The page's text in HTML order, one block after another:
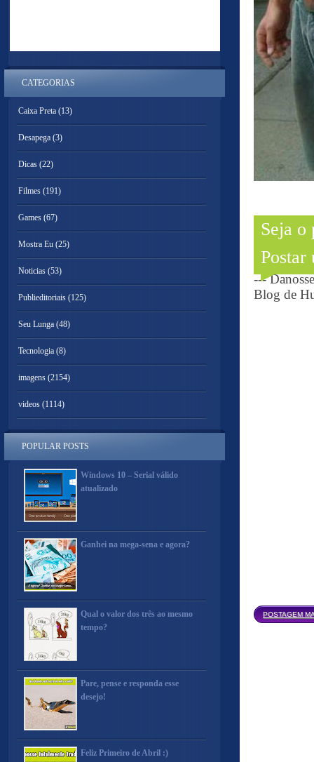
Seja o
Postar
---
Blog de
POSTAGEM
CATEGORIAS
Caixa Preta (13)
Desapega (3)
Dicas (22)
Filmes (191)
Games (67)
Mostra Eu (25)
Noticias (53)
Publieditoriais (125)
Seu Lunga (48)
Tecnologia (8)
imagens (2154)
videos (1114)
POPULAR POSTS
Windows 10 – Serial válido
atualizado
Ganhei na mega-sena e agora?
Qual o valor dos três ao mesmo
tempo?
Pare, pense e responda esse
desejo!
Feliz Primeiro de Abril :)